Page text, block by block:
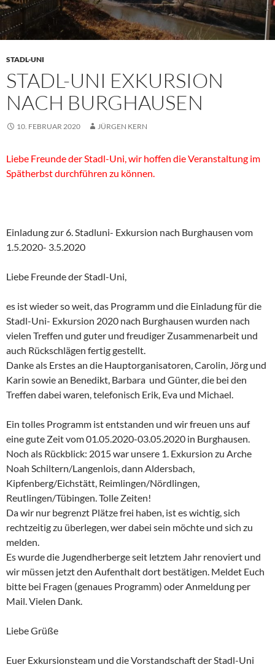
STADL-UNI
STADL-UNI EXKURSION
NACH BURGHAUSEN
10. FEBRUAR 2020 JÜRGEN KERN
Liebe Freunde der Stadl-Uni, wir hoffen die Veranstaltung im
Spätherbst durchführen zu können.
Einladung zur 6. Stadluni- Exkursion nach Burghausen vom
1.5.2020- 3.5.2020
Liebe Freunde der Stadl-Uni,
es ist wieder so weit, das Programm und die Einladung für die
Stadl-Uni- Exkursion 2020 nach Burghausen wurden nach
vielen Treffen und guter und freudiger Zusammenarbeit und
auch Rückschlägen fertig gestellt.
Danke als Erstes an die Hauptorganisatoren, Carolin, Jörg und
Karin sowie an Benedikt, Barbara und Günter, die bei den
Treffen dabei waren, telefonisch Erik, Eva und Michael.
Ein tolles Programm ist entstanden und wir freuen uns auf
eine gute Zeit vom 01.05.2020-03.05.2020 in Burghausen.
Noch als Rückblick: 2015 war unsere 1. Exkursion zu Arche
Noah Schiltern/Langenlois, dann Aldersbach,
Kipfenberg/Eichstätt, Reimlingen/Nördlingen,
Reutlingen/Tübingen. Tolle Zeiten!
Da wir nur begrenzt Plätze frei haben, ist es wichtig, sich
rechtzeitig zu überlegen, wer dabei sein möchte und sich zu
melden.
Es wurde die Jugendherberge seit letztem Jahr renoviert und
wir müssen jetzt den Aufenthalt dort bestätigen. Meldet Euch
bitte bei Fragen (genaues Programm) oder Anmeldung per
Mail. Vielen Dank.
Liebe Grüße
Euer Exkursionsteam und die Vorstandschaft der Stadl-Uni